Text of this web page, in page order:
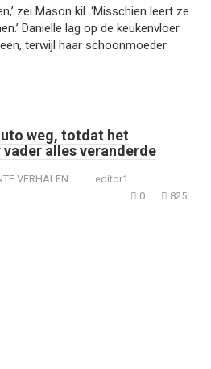
zei Mason kil. ‘Misschien leert ze
Danielle lag op de keukenvloer
terwijl haar schoonmoeder
weg, totdat het
alles veranderde
VERHALEN
editor1
0
825